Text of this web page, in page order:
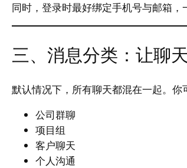
同时，登录时最好绑定手机号与邮箱，
三、消息分类：让聊
默认情况下，所有聊天都混在一起。你
公司群聊
项目组
客户聊天
个人沟通